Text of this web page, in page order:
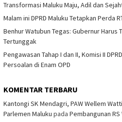
Transformasi Maluku Maju, Adil dan
Malam ini DPRD Maluku Tetapkan Perda
Benhur Watubun Tegas: Gubernur Harus
Tertunggak
Pengawasan Tahap I dan II, Komisi II
Persoalan di Enam OPD
KOMENTAR TERBARU
Kantongi SK Mendagri, PAW Wellem
Parlemen Maluku pada Pembangunan